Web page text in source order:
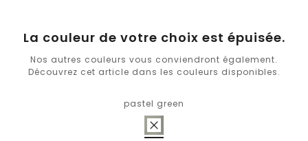
La couleur de votre choix est épuisée.
Nos autres couleurs vous conviendront également.
Découvrez cet article dans les couleurs disponibles.
pastel green